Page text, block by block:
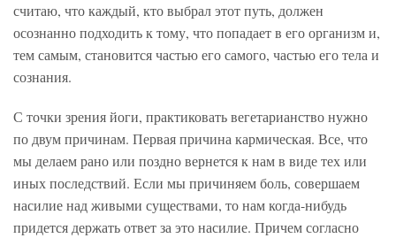
считаю, что каждый, кто выбрал этот путь, должен
осознанно подходить к тому, что попадает в его организм и,
тем самым, становится частью его самого, частью его тела и
сознания.
С точки зрения йоги, практиковать вегетарианство нужно
по двум причинам. Первая причина кармическая. Все, что
мы делаем рано или поздно вернется к нам в виде тех или
иных последствий. Если мы причиняем боль, совершаем
насилие над живыми существами, то нам когда-нибудь
придется держать ответ за это насилие. Причем согласно